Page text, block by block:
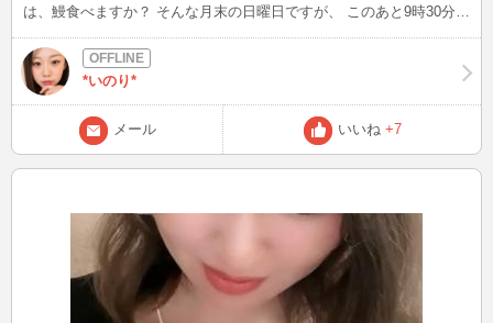
は、鰻食べますか？ そんな月末の日曜日ですが、 このあと9時30分過
のお昼に どすっぴん眼鏡になりますが💦 声出しもあり予定なので タ
イミング合う方はお話しにきてもらえると嬉しいです☺️ そんな今日
は、 むかーしのパーマ時代だけど、、 すっぴん眼鏡の写真をお裾分
寝ぼけてたらごめんね♡(笑) また後でね（｡･ω･｡）
*いのり*
メール いいね +7